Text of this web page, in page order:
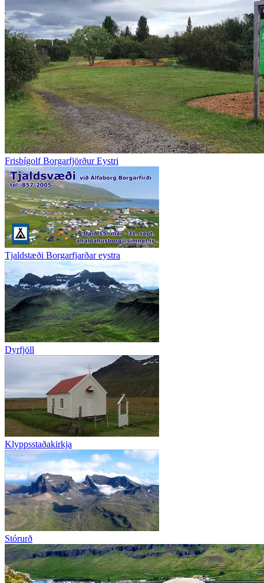
Frisbígolf Borgarfjörður Eystri
Tjaldstæði Borgarfjarðar eystra
Dyrfjöll
Klyppsstaðakirkja
Stórurð